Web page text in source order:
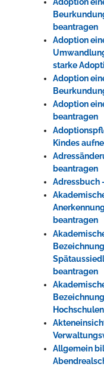
beantragen
Adoption
starke
Adoption
Adoption
beantragen
Kindes
beantragen
Adressbuch
beantragen
beantragen
Allgemein